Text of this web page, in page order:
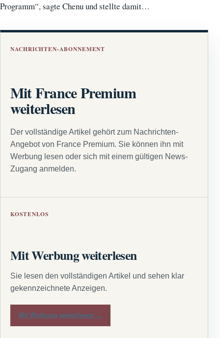
Programm“, sagte Chenu und stellte damit…
NACHRICHTEN-ABONNEMENT
Mit France Premium
weiterlesen
Der vollständige Artikel gehört zum Nachrichten-
Angebot von France Premium. Sie können ihn mit
Werbung lesen oder sich mit einem gültigen News-
Zugang anmelden.
KOSTENLOS
Mit Werbung weiterlesen
Sie lesen den vollständigen Artikel und sehen klar
gekennzeichnete Anzeigen.
Mit Werbung weiterlesen →